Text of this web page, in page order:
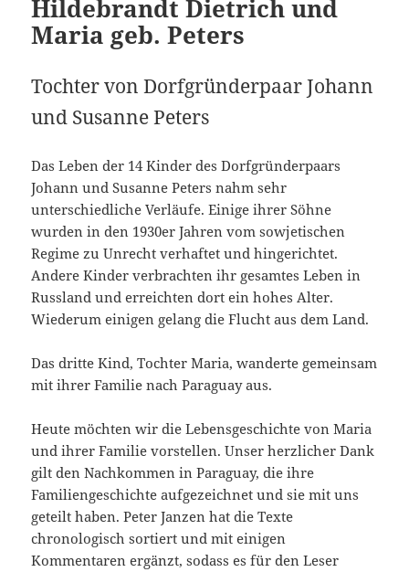
Hildebrandt Dietrich und
Maria geb. Peters
Tochter von Dorfgründerpaar Johann
und Susanne Peters
Das Leben der 14 Kinder des Dorfgründerpaars
Johann und Susanne Peters nahm sehr
unterschiedliche Verläufe. Einige ihrer Söhne
wurden in den 1930er Jahren vom sowjetischen
Regime zu Unrecht verhaftet und hingerichtet.
Andere Kinder verbrachten ihr gesamtes Leben in
Russland und erreichten dort ein hohes Alter.
Wiederum einigen gelang die Flucht aus dem Land.
Das dritte Kind, Tochter Maria, wanderte gemeinsam
mit ihrer Familie nach Paraguay aus.
Heute möchten wir die Lebensgeschichte von Maria
und ihrer Familie vorstellen. Unser herzlicher Dank
gilt den Nachkommen in Paraguay, die ihre
Familiengeschichte aufgezeichnet und sie mit uns
geteilt haben. Peter Janzen hat die Texte
chronologisch sortiert und mit einigen
Kommentaren ergänzt, sodass es für den Leser